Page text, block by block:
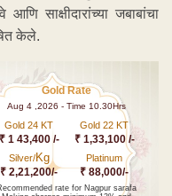
साक्षीदारांच्या जबाबांचा
केले.
Gold Rate
Aug 4 ,2026 - Time 10.30Hrs
Gold 24 KT
₹ 1 43,400 /-
Gold 22 KT
₹ 1,33,100 /-
Silver/Kg
₹ 2,21,200/-
Platinum
₹ 88,000/-
rate for Nagpur sarafa